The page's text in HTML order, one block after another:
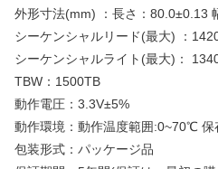
外形寸法(mm) ：長さ：80.0±0.13
シーケンシャルリード(最大) ：
シーケンシャルライト(最大)：
TBW：1500TB
動作電圧：3.3V±5%
動作環境：動作温度範囲:0~70℃
包装形式：パッケージ品